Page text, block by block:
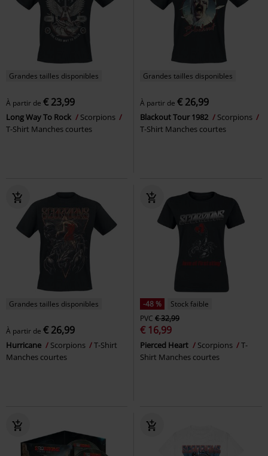
Grandes tailles disponibles
À partir de € 23,99
Long Way To Rock
Scorpions
T-Shirt Manches courtes
Grandes tailles disponibles
À partir de € 26,99
Blackout Tour 1982
Scorpions
T-Shirt Manches courtes
Grandes tailles disponibles
À partir de € 26,99
Hurricane Scorpions
T-Shirt
Manches courtes
-48 %
Stock faible
PVC € 32,99
€ 16,99
Pierced Heart Scorpions
T-
Shirt Manches courtes